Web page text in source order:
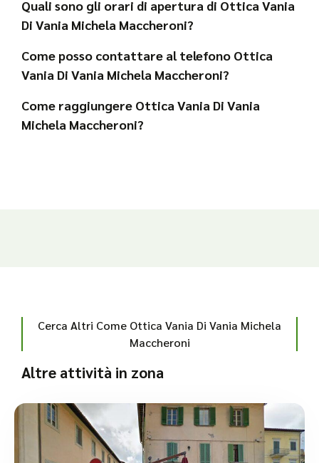
Quali sono gli orari di apertura di Ottica Vania
Di Vania Michela Maccheroni?
Come posso contattare al telefono Ottica
Vania Di Vania Michela Maccheroni?
Come raggiungere Ottica Vania Di Vania
Michela Maccheroni?
Cerca Altri Come Ottica Vania Di Vania Michela
Maccheroni
Altre attività in zona